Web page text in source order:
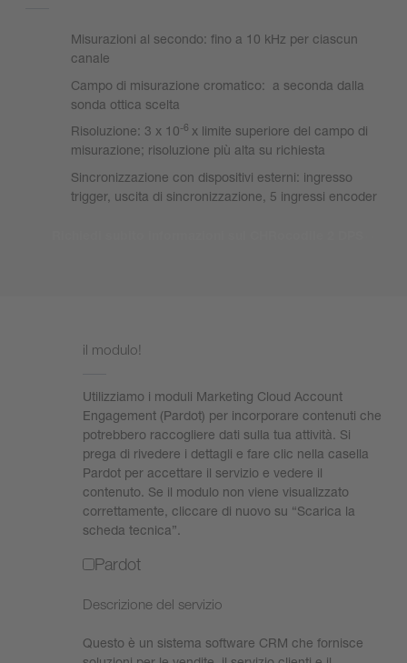
Misurazioni al secondo: fino a 10 kHz per ciascun
canale
Campo di misurazione cromatico: a seconda dalla
sonda ottica scelta
Risoluzione: 3 x 10-6 x limite superiore del campo di
misurazione; risoluzione più alta su richiesta
Sincronizzazione con dispositivi esterni: ingresso
trigger, uscita di sincronizzazione, 5 ingressi encoder
il modulo!
Utilizziamo i moduli Marketing Cloud Account
Engagement (Pardot) per incorporare contenuti che
potrebbero raccogliere dati sulla tua attività. Si
prega di rivedere i dettagli e fare clic nella casella
Pardot per accettare il servizio e vedere il
contenuto. Se il modulo non viene visualizzato
correttamente, cliccare di nuovo su “Scarica la
scheda tecnica”.
Pardot
Descrizione del servizio
Questo è un sistema software CRM che fornisce